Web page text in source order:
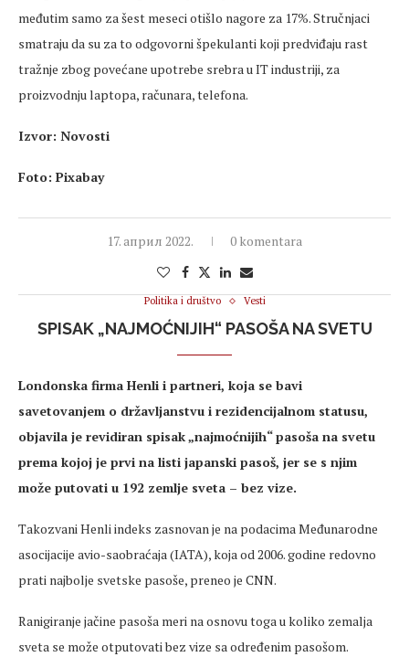
međutim samo za šest meseci otišlo nagore za 17%. Stručnjaci
smatraju da su za to odgovorni špekulanti koji predviđaju rast
tražnje zbog povećane upotrebe srebra u IT industriji, za
proizvodnju laptopa, računara, telefona.
Izvor: Novosti
Foto: Pixabay
17. април 2022. 0 komentara
Politika i društvo Vesti
SPISAK „NAJMOĆNIJIH“ PASOŠA NA SVETU
Londonska firma Henli i partneri, koja se bavi
savetovanjem o državljanstvu i rezidencijalnom statusu,
objavila je revidiran spisak „najmoćnijih“ pasoša na svetu
prema kojoj je prvi na listi japanski pasoš, jer se s njim
može putovati u 192 zemlje sveta – bez vize.
Takozvani Henli indeks zasnovan je na podacima Međunarodne
asocijacije avio-saobraćaja (IATA), koja od 2006. godine redovno
prati najbolje svetske pasoše, preneo je CNN.
Ranigiranje jačine pasoša meri na osnovu toga u koliko zemalja
sveta se može otputovati bez vize sa određenim pasošom.